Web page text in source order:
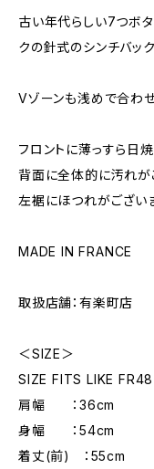
古い年代らしい7つボタ
クの針式のシンチバック
Vゾーンも浅めで合わ
フロントに薄っすら日
背面に全体的に汚れが
左裾にほつれがござい
MADE IN FRANCE
取扱店舗：有楽町店
＜SIZE＞
SIZE FITS LIKE FR48
肩幅 ：36cm
身幅 ：54cm
着丈(前) ：55cm